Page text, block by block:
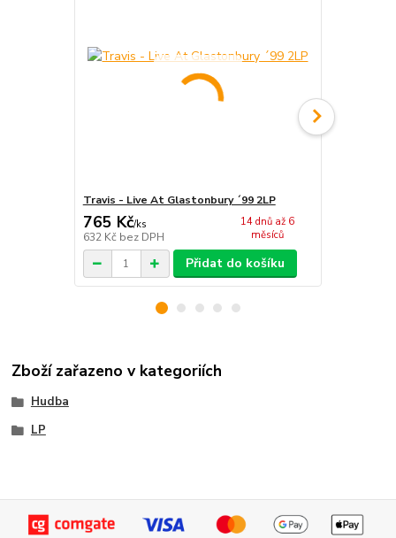
Travis - Live At Glastonbury ´99 2LP
765 Kč/ks
632 Kč bez DPH
14 dnů až 6
měsíců
Přidat do košíku
Zboží zařazeno v kategoriích
Hudba
LP